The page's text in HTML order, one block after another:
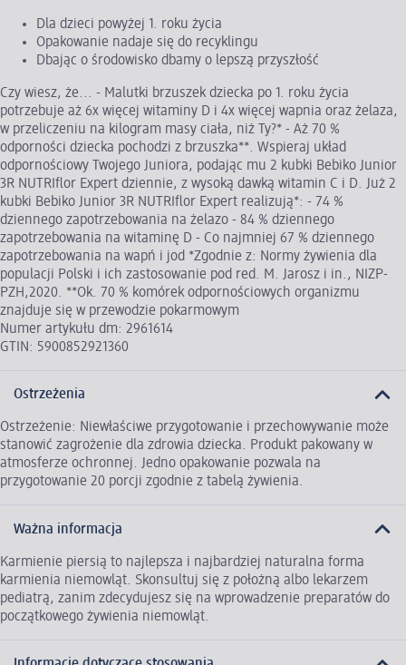
Dla dzieci powyżej 1. roku życia
Opakowanie nadaje się do recyklingu
Dbając o środowisko dbamy o lepszą przyszłość
Czy wiesz, że... - Malutki brzuszek dziecka po 1. roku życia
potrzebuje aż 6x więcej witaminy D i 4x więcej wapnia oraz żelaza,
w przeliczeniu na kilogram masy ciała, niż Ty?* - Aż 70 %
odporności dziecka pochodzi z brzuszka**. Wspieraj układ
odpornościowy Twojego Juniora, podając mu 2 kubki Bebiko Junior
3R NUTRIflor Expert dziennie, z wysoką dawką witamin C i D. Już 2
kubki Bebiko Junior 3R NUTRIflor Expert realizują*: - 74 %
dziennego zapotrzebowania na żelazo - 84 % dziennego
zapotrzebowania na witaminę D - Co najmniej 67 % dziennego
zapotrzebowania na wapń i jod *Zgodnie z: Normy żywienia dla
populacji Polski i ich zastosowanie pod red. M. Jarosz i in., NIZP-
PZH,2020. **Ok. 70 % komórek odpornościowych organizmu
znajduje się w przewodzie pokarmowym
Numer artykułu dm: 2961614
GTIN: 5900852921360
Ostrzeżenia
Ostrzeżenie: Niewłaściwe przygotowanie i przechowywanie może
stanowić zagrożenie dla zdrowia dziecka. Produkt pakowany w
atmosferze ochronnej. Jedno opakowanie pozwala na
przygotowanie 20 porcji zgodnie z tabelą żywienia.
Ważna informacja
Karmienie piersią to najlepsza i najbardziej naturalna forma
karmienia niemowląt. Skonsultuj się z położną albo lekarzem
pediatrą, zanim zdecydujesz się na wprowadzenie preparatów do
początkowego żywienia niemowląt.